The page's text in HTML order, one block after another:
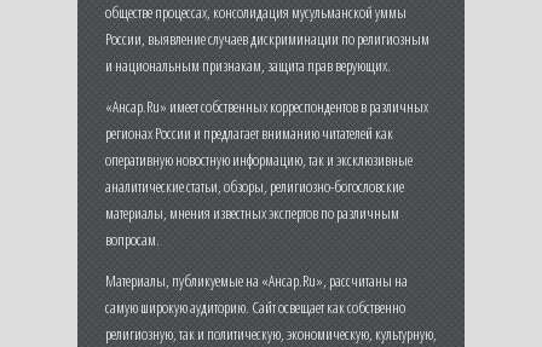
обществе процессах, консолидация мусульманской уммы
России, выявление случаев дискриминации по религиозным
и национальным признакам, защита прав верующих.
«Ансар.Ru» имеет собственных корреспондентов в различных
регионах России и предлагает вниманию читателей как
оперативную новостную информацию, так и эксклюзивные
аналитические статьи, обзоры, религиозно-богословские
материалы, мнения известных экспертов по различным
вопросам.
Материалы, публикуемые на «Ансар.Ru», рассчитаны на
самую широкую аудиторию. Сайт освещает как собственно
религиозную, так и политическую, экономическую, культурную,